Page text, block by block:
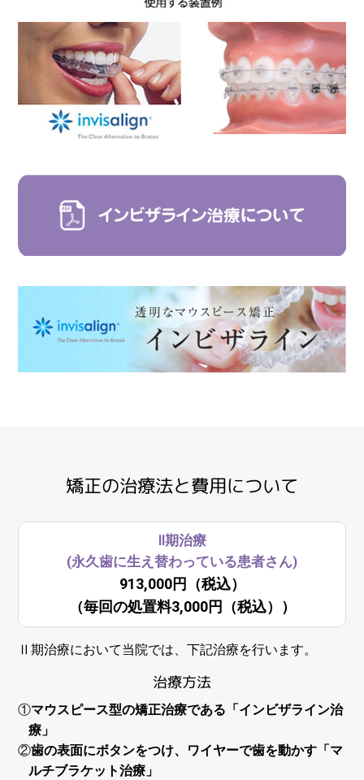
矯正の治療法と費用について
Ⅱ期治療
(永久歯に生え替わっている患者さん)
913,000円（税込）
（毎回の処置料3,000円（税込））
Ⅱ期治療において当院では、下記治療を行います。
治療方法
①マウスピース型の矯正治療である「インビザライン治
療」
②歯の表面にボタンをつけ、ワイヤーで歯を動かす「マ
ルチブラケット治療」